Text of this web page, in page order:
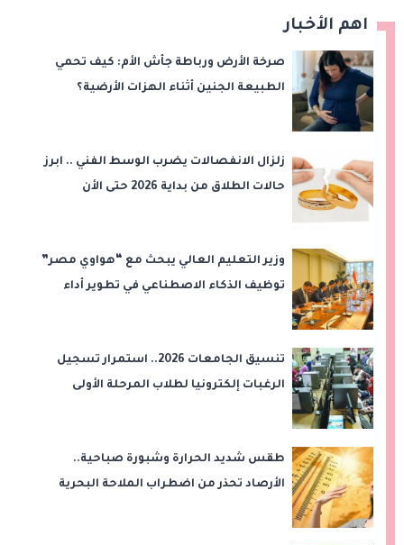
اهم الأخبار
صرخة الأرض ورباطة جأش الأم: كيف تحمي
الطبيعة الجنين أثناء الهزات الأرضية؟
زلزال الانفصالات يضرب الوسط الفني .. ابرز
حالات الطلاق من بداية 2026 حتى الأن
وزير التعليم العالي يبحث مع “هواوي مصر”
توظيف الذكاء الاصطناعي في تطوير أداء
تنسيق الجامعات 2026.. استمرار تسجيل
الرغبات إلكترونيا لطلاب المرحلة الأولى
طقس شديد الحرارة وشبورة صباحية..
الأرصاد تحذر من اضطراب الملاحة البحرية